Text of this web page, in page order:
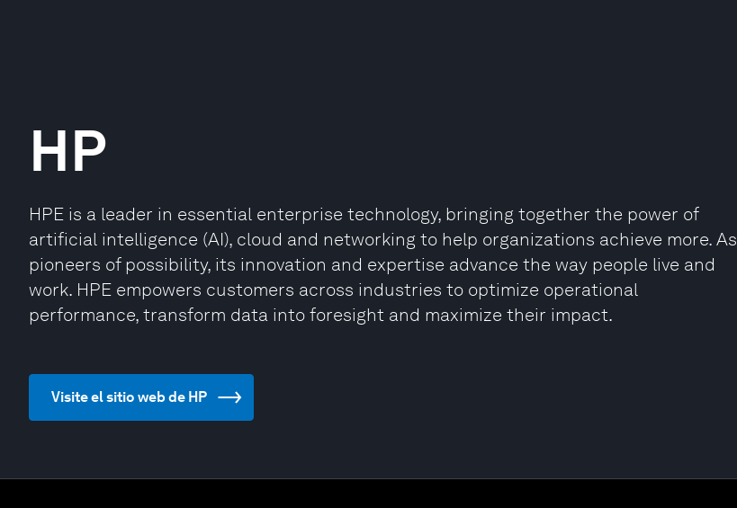
HP
HPE is a leader in essential enterprise technology, bringing together the power of
artificial intelligence (AI), cloud and networking to help organizations achieve more. As
pioneers of possibility, its innovation and expertise advance the way people live and
work. HPE empowers customers across industries to optimize operational
performance, transform data into foresight and maximize their impact.
Visite el sitio web de HP